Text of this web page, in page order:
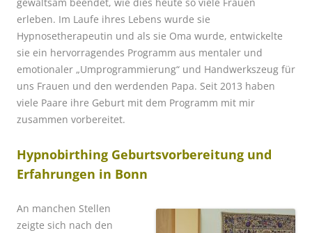
gewaltsam beendet, wie dies heute so viele Frauen
erleben. Im Laufe ihres Lebens wurde sie
Hypnosetherapeutin und als sie Oma wurde, entwickelte
sie ein hervorragendes Programm aus mentaler und
emotionaler „Umprogrammierung“ und Handwerkszeug für
uns Frauen und den werdenden Papa. Seit 2013 haben
viele Paare ihre Geburt mit dem Programm mit mir
zusammen vorbereitet.
Hypnobirthing Geburtsvorbereitung und
Erfahrungen in Bonn
An manchen Stellen
zeigte sich nach den